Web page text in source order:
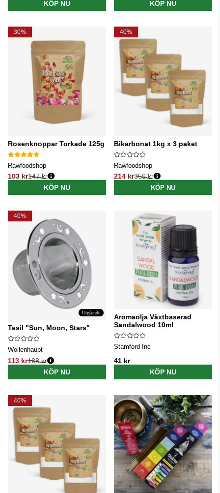
KÖP NU
KÖP NU
30%
Rosenknoppar Torkade 125g
Rawfoodshop
103 kr
Ordinarie pris:
147 kr
KÖP NU
40%
Bikarbonat 1kg x 3 paket
Rawfoodshop
214 kr
Ordinarie pris:
356 kr
KÖP NU
40%
Utgående
Tesil "Sun, Moon, Stars"
Wollenhaupt
113 kr
Ordinarie pris:
188 kr
KÖP NU
Aromaolja Växtbaserad
Sandalwood 10ml
Stamford Inc
41 kr
KÖP NU
40%